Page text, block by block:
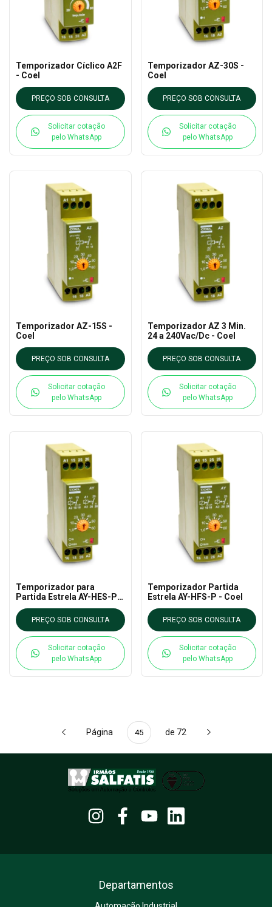
Temporizador Cíclico A2F
- Coel
PREÇO SOB CONSULTA
Solicitar cotação
pelo WhatsApp
Temporizador AZ-30S -
Coel
PREÇO SOB CONSULTA
Solicitar cotação
pelo WhatsApp
Temporizador AZ-15S -
Coel
PREÇO SOB CONSULTA
Solicitar cotação
pelo WhatsApp
Temporizador AZ 3 Min.
24 a 240Vac/Dc - Coel
PREÇO SOB CONSULTA
Solicitar cotação
pelo WhatsApp
Temporizador para
Partida Estrela AY-HES-P -
Coel
PREÇO SOB CONSULTA
Solicitar cotação
pelo WhatsApp
Temporizador Partida
Estrela AY-HFS-P - Coel
PREÇO SOB CONSULTA
Solicitar cotação
pelo WhatsApp
Página de 72
Departamentos